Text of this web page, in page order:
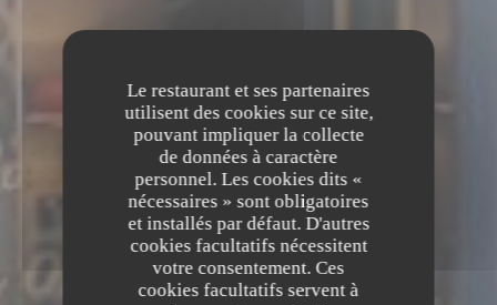
Le restaurant et ses partenaires
utilisent des cookies sur ce site,
pouvant impliquer la collecte
de données à caractère
personnel. Les cookies dits «
nécessaires » sont obligatoires
et installés par défaut. D'autres
cookies facultatifs nécessitent
votre consentement. Ces
cookies facultatifs servent à